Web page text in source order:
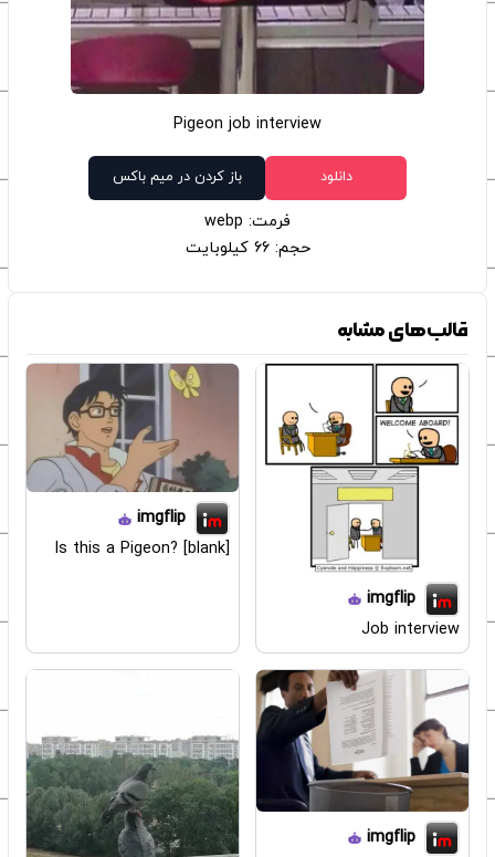
Pigeon job interview
دانلود باز کردن در میم باکس
فرمت: webp
حجم: 66 کیلوبایت
قالب‌های مشابه
imgflip
Job interview
imgflip
Is this a Pigeon? [blank]
imgflip